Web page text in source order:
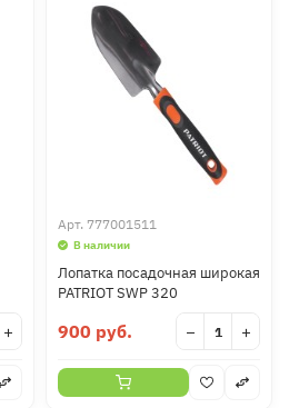
+
Арт. 777001511
В наличии
Лопатка посадочная широкая
PATRIOT SWP 320
900 руб. − +